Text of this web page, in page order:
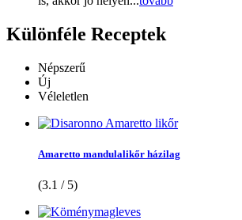
Különféle Receptek
Népszerű
Új
Véleletlen
Amaretto mandulalikőr házilag
(3.1 / 5)